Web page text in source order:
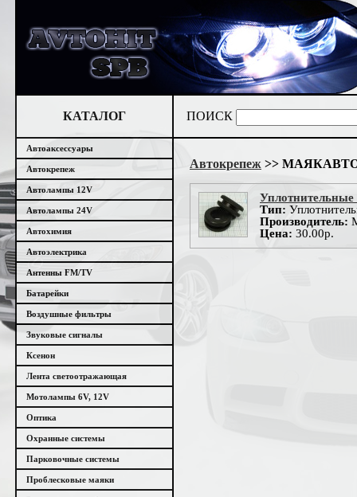
КАТАЛОГ
Автоаксессуары
Автокрепеж
Автолампы 12V
Автолампы 24V
Автохимия
Автоэлектрика
Антенны FM/TV
Батарейки
Воздушные фильтры
Звуковые сигналы
Ксенон
Лента светоотражающая
Мотолампы 6V, 12V
Оптика
Охранные системы
Парковочные системы
Проблесковые маяки
ПОИСК
Автокрепеж >>
Тип:
Производитель:
Цена: 30.00р.